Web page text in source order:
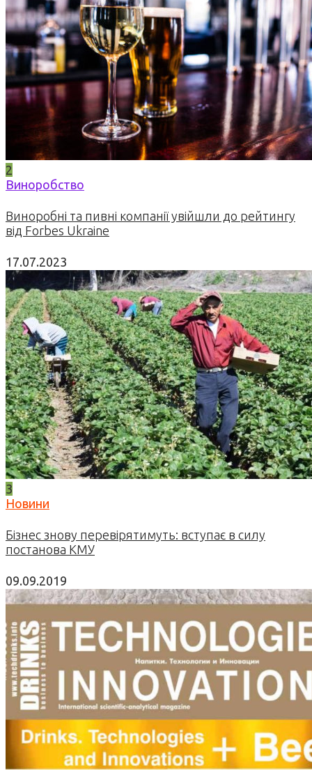
2
Виноробство
Виноробні та пивні компанії увійшли до рейтингу
від Forbes Ukraine
17.07.2023
3
Новини
Бізнес знову перевірятимуть: вступає в силу
постанова КМУ
09.09.2019